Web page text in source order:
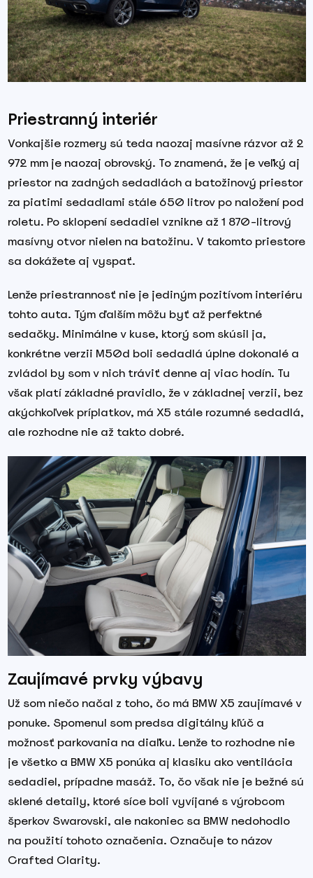
Priestranný interiér
Vonkajšie rozmery sú teda naozaj masívne rázvor až 2
972 mm je naozaj obrovský. To znamená, že je veľký aj
priestor na zadných sedadlách a batožinový priestor
za piatimi sedadlami stále 650 litrov po naložení pod
roletu. Po sklopení sedadiel vznikne až 1 870-litrový
masívny otvor nielen na batožinu. V takomto priestore
sa dokážete aj vyspať.
Lenže priestrannosť nie je jediným pozitívom interiéru
tohto auta. Tým ďalším môžu byť až perfektné
sedačky. Minimálne v kuse, ktorý som skúsil ja,
konkrétne verzii M50d boli sedadlá úplne dokonalé a
zvládol by som v nich tráviť denne aj viac hodín. Tu
však platí základné pravidlo, že v základnej verzii, bez
akýchkoľvek príplatkov, má X5 stále rozumné sedadlá,
ale rozhodne nie až takto dobré.
Zaujímavé prvky výbavy
Už som niečo načal z toho, čo má BMW X5 zaujímavé v
ponuke. Spomenul som predsa digitálny kľúč a
možnosť parkovania na diaľku. Lenže to rozhodne nie
je všetko a BMW X5 ponúka aj klasiku ako ventilácia
sedadiel, prípadne masáž. To, čo však nie je bežné sú
sklené detaily, ktoré síce boli vyvíjané s výrobcom
šperkov Swarovski, ale nakoniec sa BMW nedohodlo
na použití tohoto označenia. Označuje to názov
Crafted Clarity.